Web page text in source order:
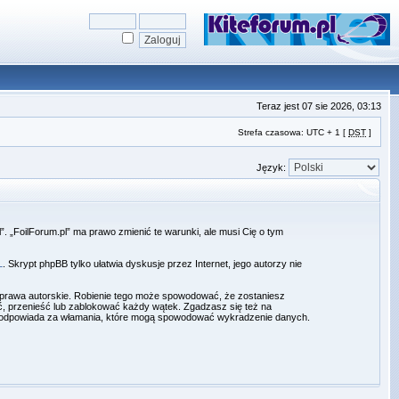
Teraz jest 07 sie 2026, 03:13
Strefa czasowa: UTC + 1 [ DST ]
Język:
„FoilForum.pl” ma prawo zmienić te warunki, ale musi Cię o tym
. Skrypt phpBB tylko ułatwia dyskusje przez Internet, jego autorzy nie
autorskie. Robienie tego może spowodować, że zostaniesz
przenieść lub zablokować każdy wątek. Zgadzasz się też na
za włamania, które mogą spowodować wykradzenie danych.